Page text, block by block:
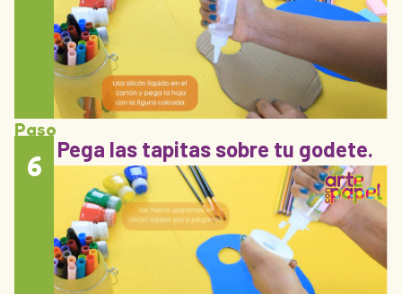
Paso
6 Pega las tapitas sobre tu godete.